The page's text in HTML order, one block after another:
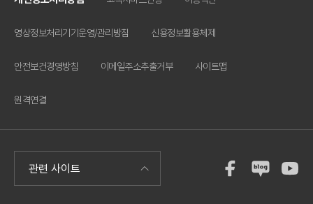
영상정보처리기기운영/관리방침 신용정보활용체제
안전보건경영방침 이메일주소추출거부 사이트맵
원격연결